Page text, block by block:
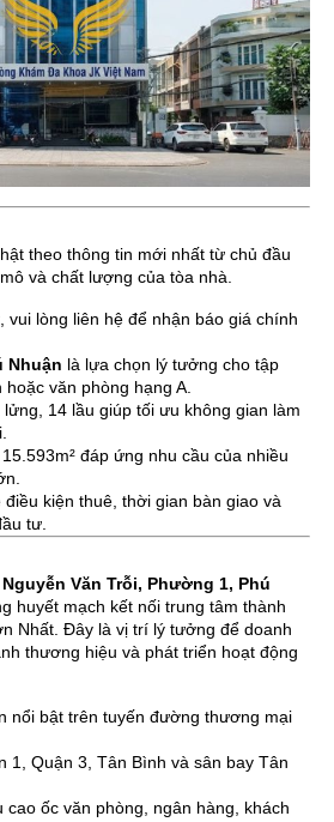
theo thông tin mới nhất từ chủ đầu
và chất lượng của tòa nhà.
vui lòng liên hệ để nhận báo giá chính
Nhuận là lựa chọn lý tưởng cho tập
văn phòng hạng A.
14 lầu giúp tối ưu không gian làm
đáp ứng nhu cầu của nhiều
kiện thuê, thời gian bàn giao và
tư.
Nguyễn Văn Trỗi, Phường 1, Phú
huyết mạch kết nối trung tâm thành
Nhất. Đây là vị trí lý tưởng để doanh
thương hiệu và phát triển hoạt động
nổi bật trên tuyến đường thương mại
1, Quận 3, Tân Bình và sân bay Tân
cao ốc văn phòng, ngân hàng, khách